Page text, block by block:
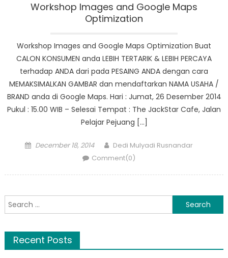
Workshop Images and Google Maps
Optimization
Workshop Images and Google Maps Optimization Buat
CALON KONSUMEN anda LEBIH TERTARIK & LEBIH PERCAYA
terhadap ANDA dari pada PESAING ANDA dengan cara
MEMAKSIMALKAN GAMBAR dan mendaftarkan NAMA USAHA /
BRAND anda di Google Maps. Hari : Jumat, 26 Desember 2014
Pukul : 15.00 WIB – Selesai Tempat : The JackStar Cafe, Jalan
Pelajar Pejuang […]
Posted
December 18, 2014 Author
Dedi Mulyadi Rusnandar
Comment(0)
Search
for:
Recent Posts